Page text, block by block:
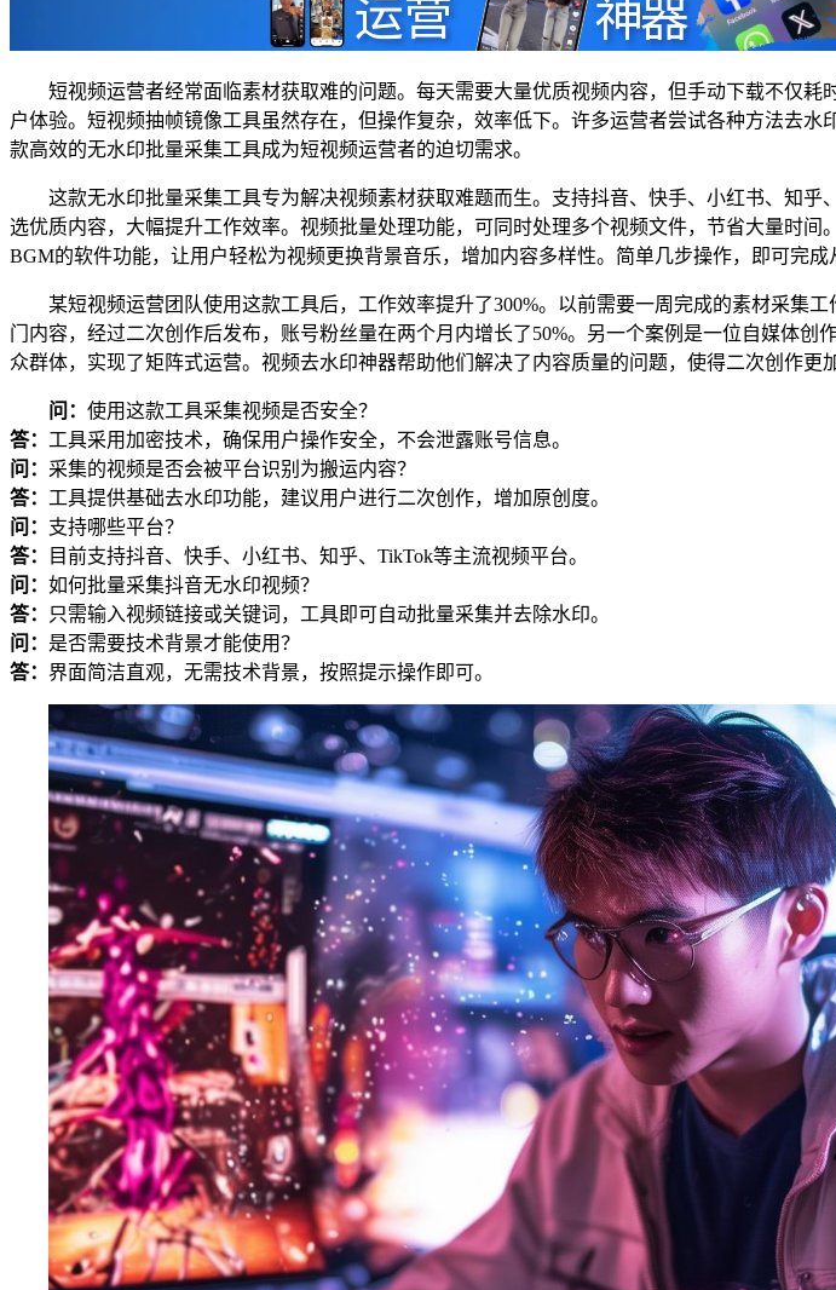
短视频运营者经常面临素材获取难的问题。每天需要大量优质视频内容，但手动下载不仅
户体验。短视频抽帧镜像工具虽然存在，但操作复杂，效率低下。许多运营者尝试各种方法去
款高效的无水印批量采集工具成为短视频运营者的迫切需求。
这款无水印批量采集工具专为解决视频素材获取难题而生。支持抖音、快手、小红书、知
选优质内容，大幅提升工作效率。视频批量处理功能，可同时处理多个视频文件，节省大量时
BGM的软件功能，让用户轻松为视频更换背景音乐，增加内容多样性。简单几步操作，即可完
某短视频运营团队使用这款工具后，工作效率提升了300%。以前需要一周完成的素材采集
门内容，经过二次创作后发布，账号粉丝量在两个月内增长了50%。另一个案例是一位自媒体
众群体，实现了矩阵式运营。视频去水印神器帮助他们解决了内容质量的问题，使得二次创作更
问： 使用这款工具采集视频是否安全？
答： 工具采用加密技术，确保用户操作安全，不会泄露账号信息。
问： 采集的视频是否会被平台识别为搬运内容？
答： 工具提供基础去水印功能，建议用户进行二次创作，增加原创度。
问： 支持哪些平台？
答：
目前支持抖音、快手、小红书、知乎、TikTok等主流视频平台。
问： 如何批量采集抖音无水印视频？
答：
只需输入视频链接或关键词，工具即可自动批量采集并去除水印。
问： 是否需要技术背景才能使用？
答： 界面简洁直观，无需技术背景，按照提示操作即可。